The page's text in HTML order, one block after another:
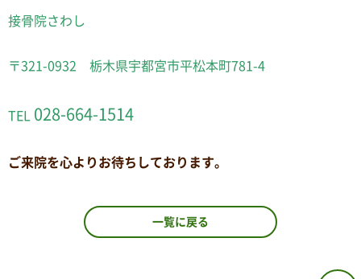
接骨院さわし
〒321-0932 栃木県宇都宮市平松本町781-4
TEL 028-664-1514
ご来院を心よりお待ちしております。
一覧に戻る